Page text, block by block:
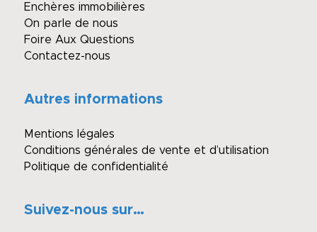
Enchères immobilières
On parle de nous
Foire Aux Questions
Contactez-nous
Autres informations
Mentions légales
Conditions générales de vente et d’utilisation
Politique de confidentialité
Suivez-nous sur…